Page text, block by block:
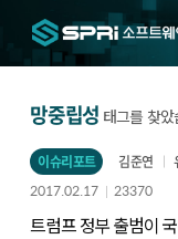
망중립성 태그를 찾
이슈리포트 김준연
2017.02.17
23370
트럼프 정부 출범이